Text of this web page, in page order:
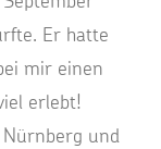
Er hatte
mir einen
erlebt!
und